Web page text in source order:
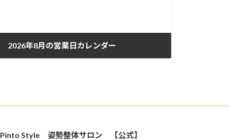
2026年8月の営業日カレンダー
Pinto Style 姿勢整体サロン 【公式】